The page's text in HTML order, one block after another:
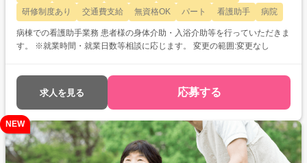
研修制度あり
交通費支給 無資格OK パート 看護助手 病院
病棟での看護助手業務 患者様の身体介助・入浴介助等を行っていただきま
す。 ※就業時間・就業日数等相談に応じます。 変更の範囲:変更なし
求人を見る 応募する
NEW